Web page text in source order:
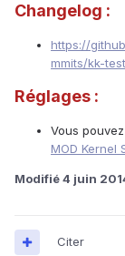
Changelog :
https://
mmits/kk-test
Réglages :
Vous
MOD Kernel
Modifié4 juin
Citer